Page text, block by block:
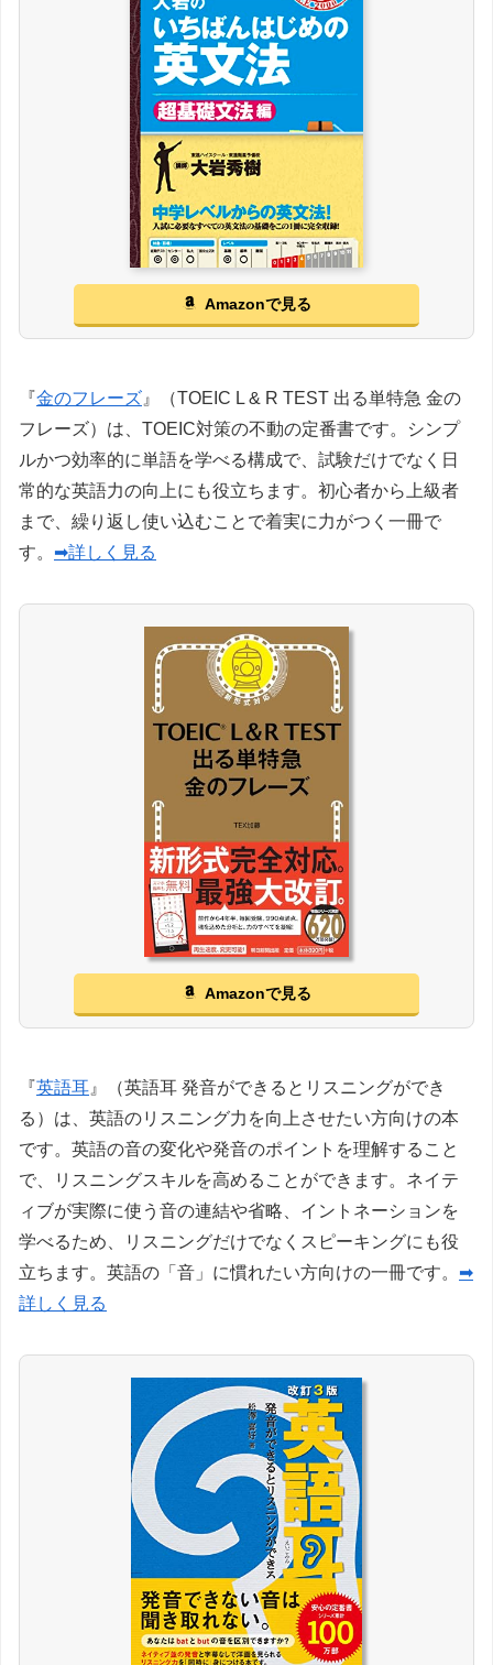
Amazonで見る
『金のフレーズ 』（TOEIC L & R TEST 出る単特急 金の
フレーズ）は、TOEIC対策の不動の定番書です。シンプ
ルかつ効率的に単語を学べる構成で、試験だけでなく日
常的な英語力の向上にも役立ちます。初心者から上級者
まで、繰り返し使い込むことで着実に力がつく一冊で
す。 ➡詳しく見る
Amazonで見る
『英語耳 』（英語耳 発音ができるとリスニングができ
る）は、英語のリスニング力を向上させたい方向けの本
です。英語の音の変化や発音のポイントを理解すること
で、リスニングスキルを高めることができます。ネイテ
ィブが実際に使う音の連結や省略、イントネーションを
学べるため、リスニングだけでなくスピーキングにも役
立ちます。英語の「音」に慣れたい方向けの一冊です。 ➡
詳しく見る